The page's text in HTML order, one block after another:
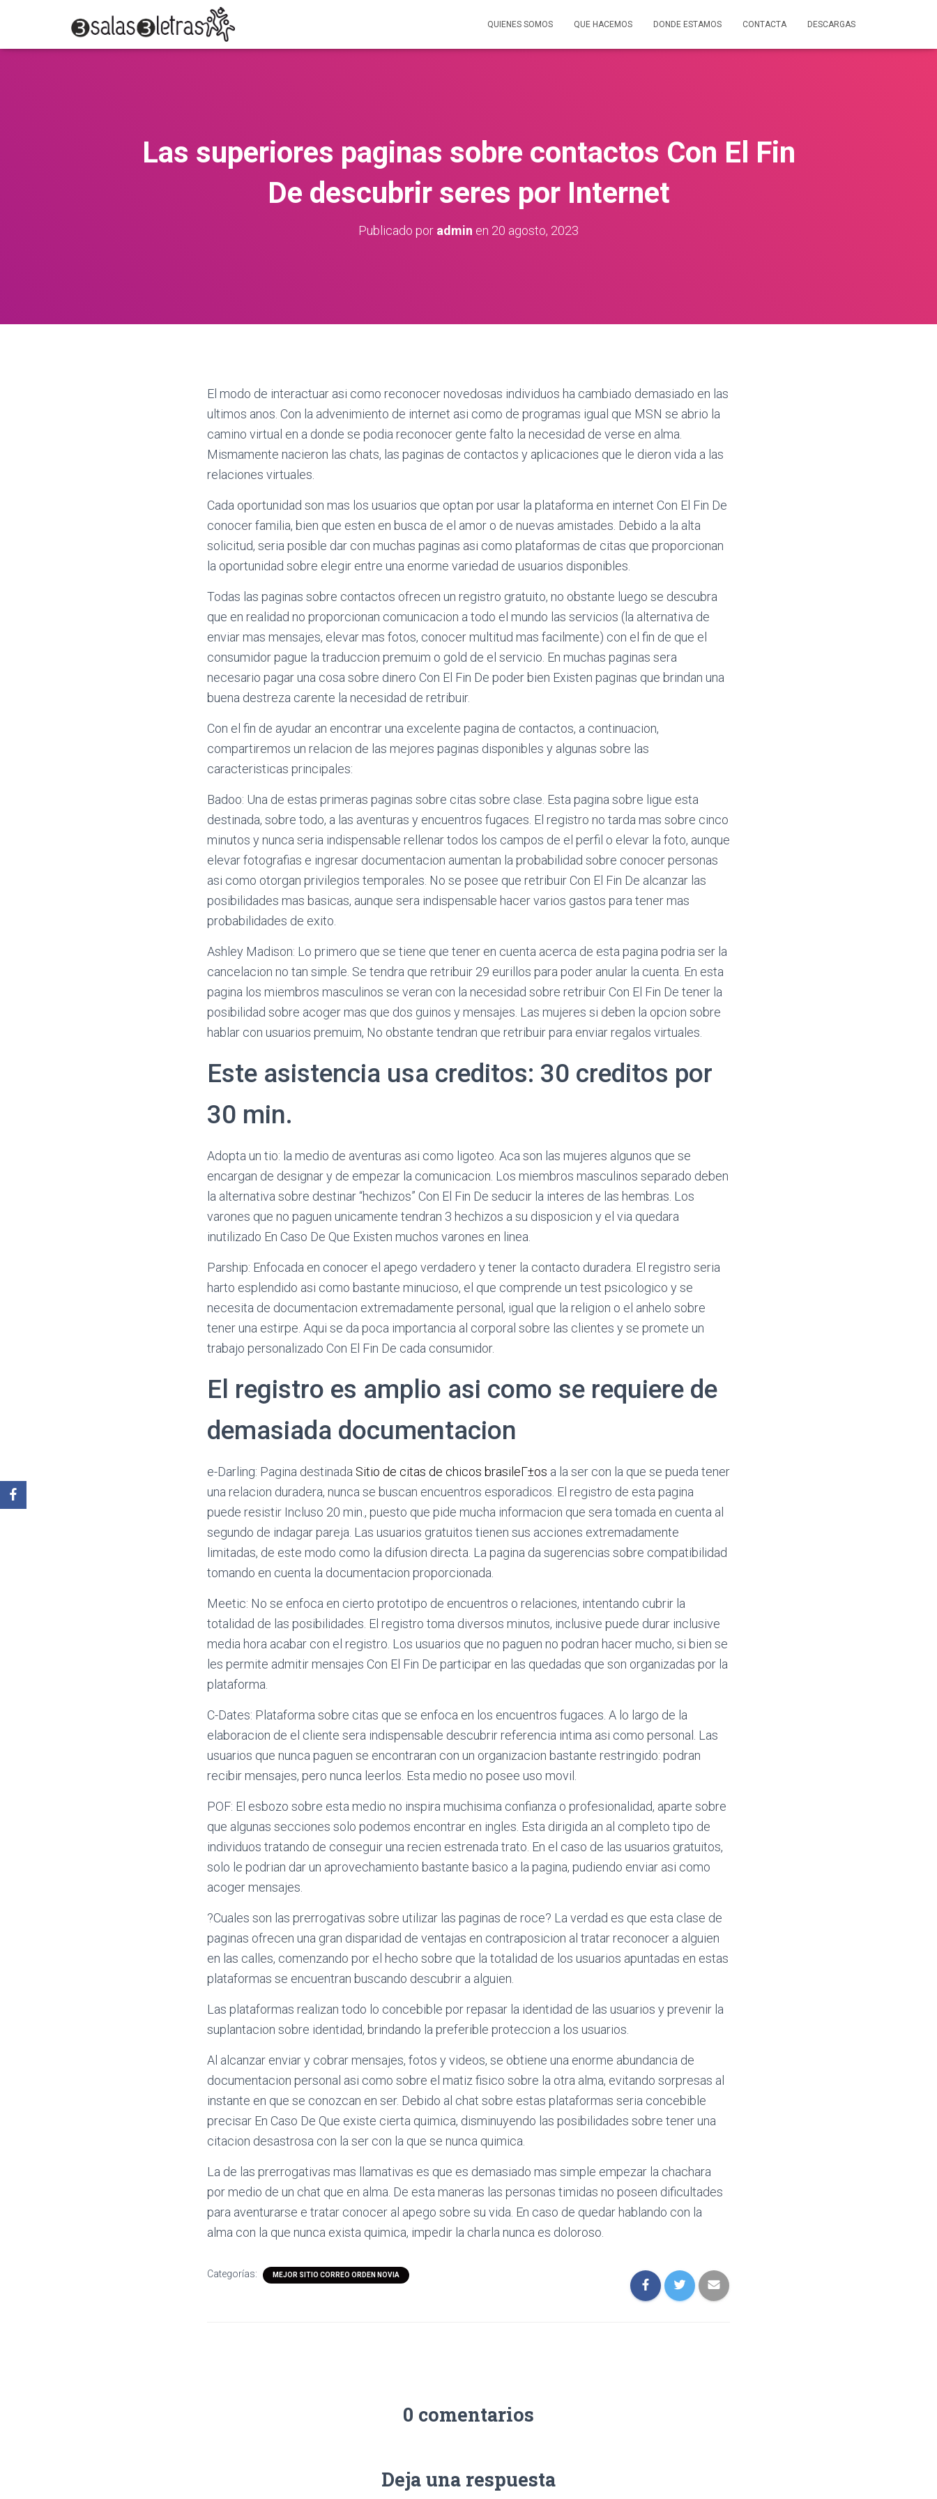
QUIENES SOMOS QUE HACEMOS DONDE ESTAMOS CONTACTA DESCARGAS
Las superiores paginas sobre contactos Con El Fin
De descubrir seres por Internet
Publicado por admin en 20 agosto, 2023
El modo de interactuar asi­ como reconocer novedosas individuos ha cambiado demasiado en las
ultimos anos. Con la advenimiento de internet asi­ como de programas igual que MSN se abrio la
camino virtual en a donde se podia reconocer gente falto la necesidad de verse en alma.
Mismamente nacieron las chats, las paginas de contactos y aplicaciones que le dieron vida a las
relaciones virtuales.
Cada oportunidad son mas los usuarios que optan por usar la plataforma en internet Con El Fin De
conocer familia, bien que esten en busca de el amor o de nuevas amistades. Debido a la alta
solicitud, seri­a posible dar con muchas paginas asi­ como plataformas de citas que proporcionan
la oportunidad sobre elegir entre una enorme variedad de usuarios disponibles.
Todas las paginas sobre contactos ofrecen un registro gratuito, no obstante luego se descubra
que en realidad no proporcionan comunicacion a todo el mundo las servicios (la alternativa de
enviar mas mensajes, elevar mas fotos, conocer multitud mas facilmente) con el fin de que el
consumidor pague la traduccion premuim o gold de el servicio. En muchas paginas sera
necesario pagar una cosa sobre dinero Con El Fin De poder bien Existen paginas que brindan una
buena destreza carente la necesidad de retribuir.
Con el fin de ayudar an encontrar una excelente pagina de contactos, a continuacion,
compartiremos un relacion de las mejores paginas disponibles y algunas sobre las
caracteristicas principales:
Badoo: Una de estas primeras paginas sobre citas sobre clase. Esta pagina sobre ligue esta
destinada, sobre todo, a las aventuras y encuentros fugaces. El registro no tarda mas sobre cinco
minutos y nunca seri­a indispensable rellenar todos los campos de el perfil o elevar la foto, aunque
elevar fotografias e ingresar documentacion aumentan la probabilidad sobre conocer personas
asi­ como otorgan privilegios temporales. No se posee que retribuir Con El Fin De alcanzar las
posibilidades mas basicas, aunque sera indispensable hacer varios gastos para tener mas
probabilidades de exito.
Ashley Madison: Lo primero que se tiene que tener en cuenta acerca de esta pagina podri­a ser la
cancelacion no tan simple. Se tendra que retribuir 29 eurillos para poder anular la cuenta. En esta
pagina los miembros masculinos se veran con la necesidad sobre retribuir Con El Fin De tener la
posibilidad sobre acoger mas que dos guinos y mensajes. Las mujeres si deben la opcion sobre
hablar con usuarios premuim, No obstante tendran que retribuir para enviar regalos virtuales.
Este asistencia usa creditos: 30 creditos por
30 min.
Adopta un tio: la medio de aventuras asi­ como ligoteo. Aca son las mujeres algunos que se
encargan de designar y de empezar la comunicacion. Los miembros masculinos separado deben
la alternativa sobre destinar “hechizos” Con El Fin De seducir la interes de las hembras. Los
varones que no paguen unicamente tendran 3 hechizos a su disposicion y el via quedara
inutilizado En Caso De Que Existen muchos varones en linea.
Parship: Enfocada en conocer el apego verdadero y tener la contacto duradera. El registro seri­a
harto esplendido asi­ como bastante minucioso, el que comprende un test psicologico y se
necesita de documentacion extremadamente personal, igual que la religion o el anhelo sobre
tener una estirpe. Aqui se da poca importancia al corporal sobre las clientes y se promete un
trabajo personalizado Con El Fin De cada consumidor.
El registro es amplio asi­ como se requiere de
demasiada documentacion
e-Darling: Pagina destinada Sitio de citas de chicos brasileГ±os a la ser con la que se pueda tener
una relacion duradera, nunca se buscan encuentros esporadicos. El registro de esta pagina
puede resistir Incluso 20 min., puesto que pide mucha informacion que sera tomada en cuenta al
segundo de indagar pareja. Las usuarios gratuitos tienen sus acciones extremadamente
limitadas, de este modo como la difusion directa. La pagina da sugerencias sobre compatibilidad
tomando en cuenta la documentacion proporcionada.
Meetic: No se enfoca en cierto prototipo de encuentros o relaciones, intentando cubrir la
totalidad de las posibilidades. El registro toma diversos minutos, inclusive puede durar inclusive
media hora acabar con el registro. Los usuarios que no paguen no podran hacer mucho, si bien se
les permite admitir mensajes Con El Fin De participar en las quedadas que son organizadas por la
plataforma.
C-Dates: Plataforma sobre citas que se enfoca en los encuentros fugaces. A lo largo de la
elaboracion de el cliente sera indispensable descubrir referencia intima asi­ como personal. Las
usuarios que nunca paguen se encontraran con un organizacion bastante restringido: podran
recibir mensajes, pero nunca leerlos. Esta medio no posee uso movil.
POF: El esbozo sobre esta medio no inspira muchisima confianza o profesionalidad, aparte sobre
que algunas secciones solo podemos encontrar en ingles. Esta dirigida an al completo tipo de
individuos tratando de conseguir una recien estrenada trato. En el caso de las usuarios gratuitos,
solo le podri­an dar un aprovechamiento bastante basico a la pagina, pudiendo enviar asi­ como
acoger mensajes.
?Cuales son las prerrogativas sobre utilizar las paginas de roce? La verdad es que esta clase de
paginas ofrecen una gran disparidad de ventajas en contraposicion al tratar reconocer a alguien
en las calles, comenzando por el hecho sobre que la totalidad de los usuarios apuntadas en estas
plataformas se encuentran buscando descubrir a alguien.
Las plataformas realizan todo lo concebible por repasar la identidad de las usuarios y prevenir la
suplantacion sobre identidad, brindando la preferible proteccion a los usuarios.
Al alcanzar enviar y cobrar mensajes, fotos y videos, se obtiene una enorme abundancia de
documentacion personal asi­ como sobre el matiz fisico sobre la otra alma, evitando sorpresas al
instante en que se conozcan en ser. Debido al chat sobre estas plataformas seri­a concebible
precisar En Caso De Que existe cierta quimica, disminuyendo las posibilidades sobre tener una
citacion desastrosa con la ser con la que se nunca quimica.
La de las prerrogativas mas llamativas es que es demasiado mas simple empezar la chachara
por medio de un chat que en alma. De esta maneras las personas timidas no poseen dificultades
para aventurarse e tratar conocer al apego sobre su vida. En caso de quedar hablando con la
alma con la que nunca exista quimica, impedir la charla nunca es doloroso.
Categorías: MEJOR SITIO CORREO ORDEN NOVIA
0 comentarios
Deja una respuesta